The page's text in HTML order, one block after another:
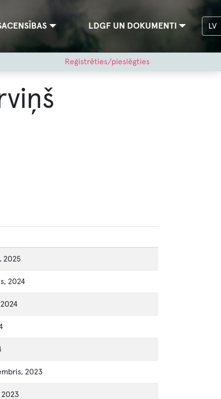
LDGF UN DOKUMENTI LV
Reģistrēties/pieslēgties
2025
2024
2023